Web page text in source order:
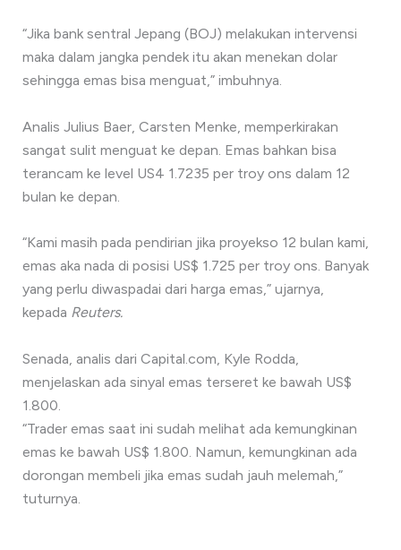
“Jika bank sentral Jepang (BOJ) melakukan intervensi
maka dalam jangka pendek itu akan menekan dolar
sehingga emas bisa menguat,” imbuhnya.
Analis Julius Baer, Carsten Menke, memperkirakan
sangat sulit menguat ke depan. Emas bahkan bisa
terancam ke level US4 1.7235 per troy ons dalam 12
bulan ke depan.
“Kami masih pada pendirian jika proyekso 12 bulan kami,
emas aka nada di posisi US$ 1.725 per troy ons. Banyak
yang perlu diwaspadai dari harga emas,” ujarnya,
kepada Reuters.
Senada, analis dari Capital.com, Kyle Rodda,
menjelaskan ada sinyal emas terseret ke bawah US$
1.800.
“Trader emas saat ini sudah melihat ada kemungkinan
emas ke bawah US$ 1.800. Namun, kemungkinan ada
dorongan membeli jika emas sudah jauh melemah,”
tuturnya.